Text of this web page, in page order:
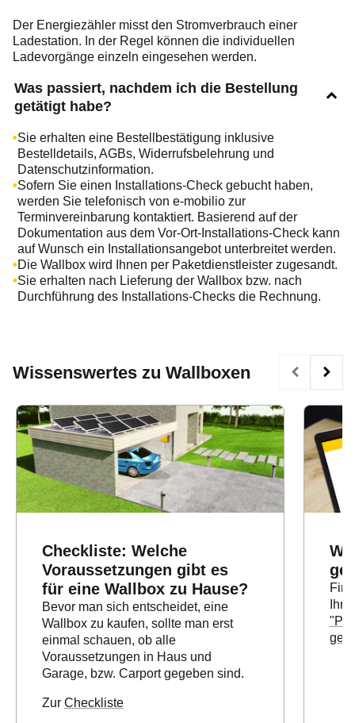
Der Energiezähler misst den Stromverbrauch einer
Ladestation. In der Regel können die individuellen
Ladevorgänge einzeln eingesehen werden.
Was passiert, nachdem ich die Bestellung
getätigt habe?
Sie erhalten eine Bestellbestätigung inklusive
Bestelldetails, AGBs, Widerrufsbelehrung und
Datenschutzinformation.
Sofern Sie einen Installations-Check gebucht haben,
werden Sie telefonisch von e-mobilio zur
Terminvereinbarung kontaktiert. Basierend auf der
Dokumentation aus dem Vor-Ort-Installations-Check kann
auf Wunsch ein Installationsangebot unterbreitet werden.
Die Wallbox wird Ihnen per Paketdienstleister zugesandt.
Sie erhalten nach Lieferung der Wallbox bzw. nach
Durchführung des Installations-Checks die Rechnung.
Wissenswertes zu Wallboxen
Checkliste: Welche
Voraussetzungen gibt es
für eine Wallbox zu Hause?
Bevor man sich entscheidet, eine
Wallbox zu kaufen, sollte man erst
einmal schauen, ob alle
Voraussetzungen in Haus und
Garage, bzw. Carport gegeben sind.
Zur Checkliste